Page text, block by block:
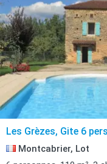
Les Grèzes, Gite 6
Montcabrier, Lot